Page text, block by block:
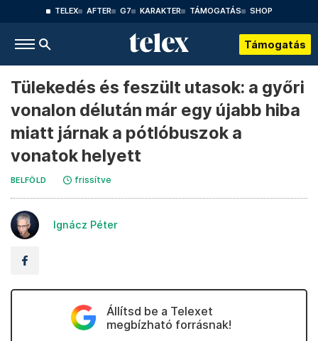
TELEX AFTER G7 KARAKTER TÁMOGATÁS SHOP
Támogatás
Tülekedés és feszült utasok: a győri
vonalon délután már egy újabb hiba
miatt járnak a pótlóbuszok a
vonatok helyett
BELFÖLD frissítve
Ignácz Péter
Állítsd be a Telexet
megbízható forrásnak!